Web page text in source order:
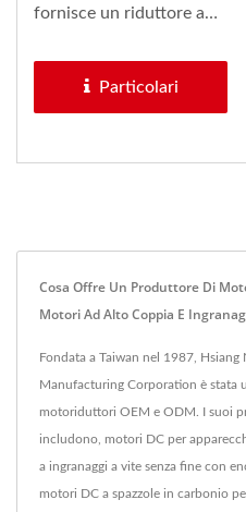
Mm Con Aggiunta
28 Mm Di
Diametro.
fornisce un riduttore a
Particolari
Cosa Offre Un Produttore Di
Motori Ad Alto Coppia E
Fondata a Taiwan nel 1987,
Manufacturing Corporation è stata
motoriduttori OEM e ODM. I suoi
includono, motori DC per
a ingranaggi a vite senza fine con
motori DC a spazzole in carbonio